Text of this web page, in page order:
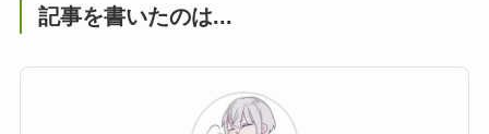
記事を書いたのは...